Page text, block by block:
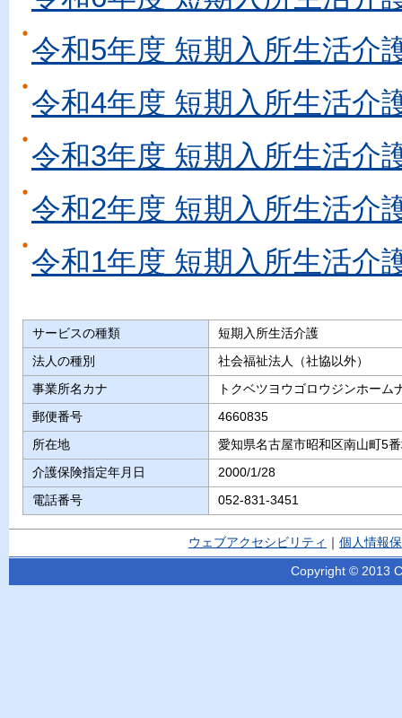
令和5年度 短期入所生活介
令和4年度 短期入所生活介
令和3年度 短期入所生活介
令和2年度 短期入所生活介
令和1年度 短期入所生活介
サービスの種類 短期入所生活介護
法人の種別 社会福祉法人（社協以外）
事業所名カナ トクベツヨウゴロウジンホーム
郵便番号 4660835
所在地 愛知県名古屋市昭和区南山町5
介護保険指定年月日 2000/1/28
電話番号 052-831-3451
ウェブアクセシビリティ 個人情報
Copyright © 2013